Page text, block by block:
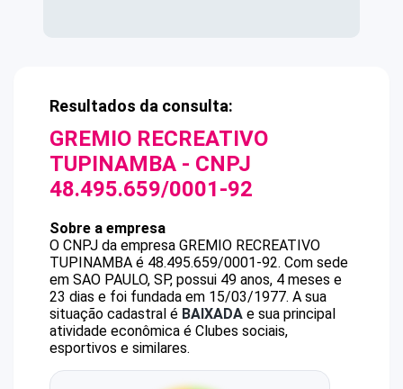
Resultados da consulta:
GREMIO RECREATIVO
TUPINAMBA - CNPJ
48.495.659/0001-92
Sobre a empresa
O CNPJ da empresa GREMIO RECREATIVO
TUPINAMBA é 48.495.659/0001-92. Com sede
em SAO PAULO, SP, possui 49 anos, 4 meses e
23 dias e foi fundada em 15/03/1977. A sua
situação cadastral é BAIXADA e sua principal
atividade econômica é Clubes sociais,
esportivos e similares.